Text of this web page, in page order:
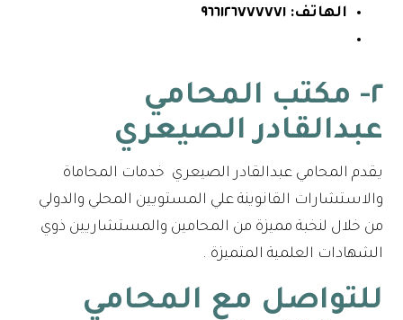
الهاتف: ٩٦٦١٢٦٧٧٧٧٧١
٢- مكتب المحامي
عبدالقادر الصيعري
يقدم المحامي عبدالقادر الصيعري خدمات المحاماة
والاستشارات القانوينة علي المستويين المحلي والدولي
من خلال لنخبة مميزة من المحامين والمستشاريين ذوي
الشهادات العلمية المتميزة .
للتواصل مع المحامي